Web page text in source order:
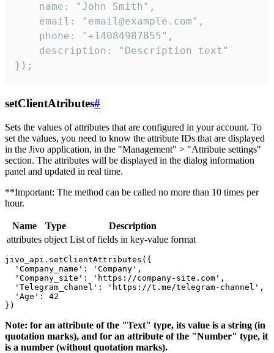
    name: "John Smith",
    email: "email@example.com",
    phone: "+14084987855",
    description: "Description text"
});
setClientAtributes#
Sets the values ​​of attributes that are configured in your account. To
set the values, you need to know the attribute IDs that are displayed
in the Jivo application, in the "Management" > "Attribute settings"
section. The attributes will be displayed in the dialog information
panel and updated in real time.
**Important: The method can be called no more than 10 times per
hour.
Name Type
Description
attributes object List of fields in key-value format
jivo_api.setClientAttributes({
  'Company_name': 'Company',
  'Company_site': 'https://company-site.com',
  'Telegram_chanel': 'https://t.me/telegram-channel',
  'Age': 42
Note: for an attribute of the "Text" type, its value is a string (in
quotation marks), and for an attribute of the "Number" type, it
is a number (without quotation marks).